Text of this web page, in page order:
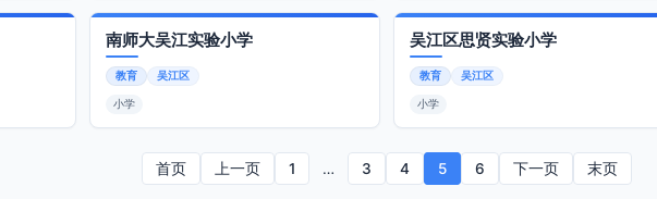
南师大吴江实验小学
教育 吴江区
小学
吴江区思贤实验小学
教育 吴江区
小学
首页 上一页 1 … 3 4 5 6 下一页 末页